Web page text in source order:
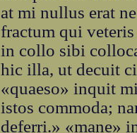
at mi nullus erat
fractum qui
in collo sibi
hic illa, ut decuit
«quaeso» inquit
istos commoda;
deferri.» «mane»